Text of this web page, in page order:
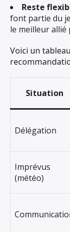
Reste
font partie du
le meilleur
Voici un
Situation
Délégation
Imprévus
(météo)